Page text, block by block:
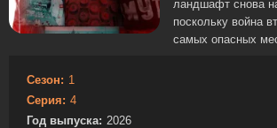
ландшафт снова
поскольку война
самых опасных
Сезон: 1
Серия: 4
Год выпуска: 2026